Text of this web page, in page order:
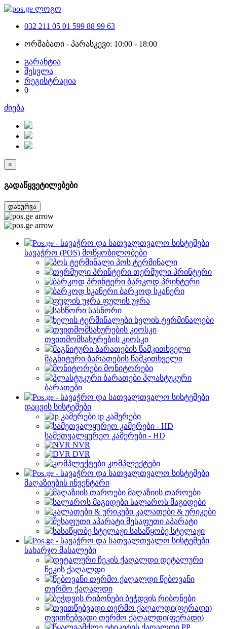
032 211 05 01 599 88 99 63
ორშაბათი - პარასკევი: 10:00 - 18:00
გარანტია
შესვლა
რეგისტრაცია
0
ძიება
×
გადაწყვეტილებები
დახურვა
სავაჭრო (POS) მოწყობილობები
პოს ტერმინალი
თერმული პრინტერი
ბარკოდ პრინტერი
ბარკოდ სკანერი
ფულის უჯრა
სასწორი
ხელის ტერმინალები
თვითმომსახურების კიოსკი
მაგნიტური ბარათების წამკითხველი
მონიტორები
პლასტუკური
ბარათები
დაცვის სისტემები
ip კამერები
სამეთვალყურეო კამერები - HD
NVR
DVR
კომპლექტები
მაღაზიების ინვენტარი
მაღაზიის თაროები
სალაროს მაგიდები
კალათები & ურიკები
შესაფუთი აპარატი
სასაწყობე სტელაჟი
სახარჯო მასალები
დეტალური
ჩეკის ქაღალდი
წებოვანი
თერმო ქაღალდი
ბეჭდვის რიბონები
თვითწებვადი თერმო ქაღალდი(ფერადი)